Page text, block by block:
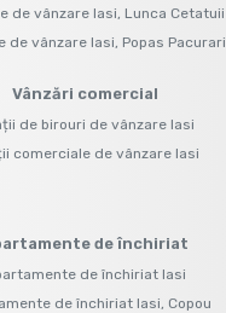
de vânzare Iasi, Lunca Cetatuii
de vânzare Iasi, Popas Pacurari
Vânzări comercial
de birouri de vânzare Iasi
comerciale de vânzare Iasi
de închiriat
de închiriat Iasi
de închiriat Iasi, Copou